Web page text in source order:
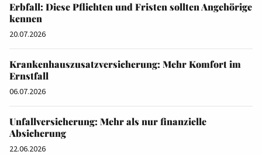
Erbfall: Diese Pflichten und Fristen sollten Angehörige
kennen
20.07.2026
Krankenhauszusatzversicherung: Mehr Komfort im
Ernstfall
06.07.2026
Unfallversicherung: Mehr als nur finanzielle
Absicherung
22.06.2026